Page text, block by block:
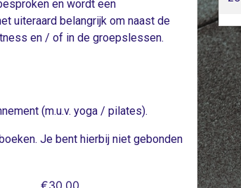
en wordt een
uiteraard belangrijk om naast de
en / of in de groepslessen.
(m.u.v. yoga / pilates).
Je bent hierbij niet gebonden